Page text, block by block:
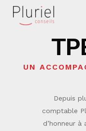
UN
Depuis
comptable
d’honneur à